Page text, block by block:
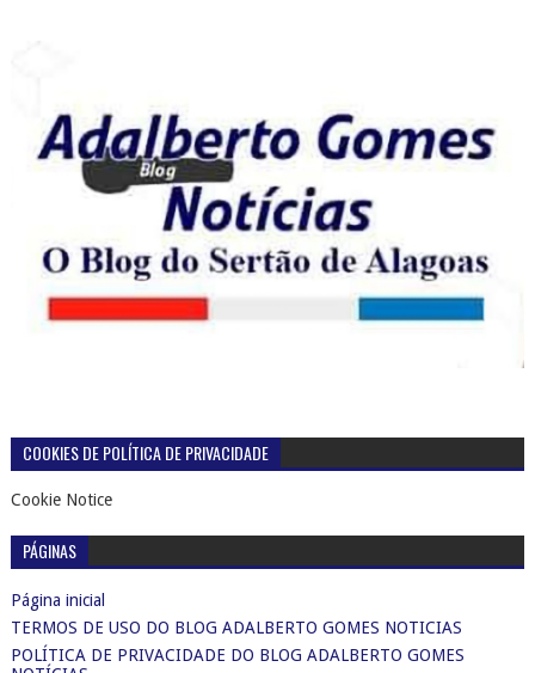
COOKIES DE POLÍTICA DE PRIVACIDADE
Cookie Notice
PÁGINAS
Página inicial
TERMOS DE USO DO BLOG ADALBERTO GOMES NOTICIAS
POLÍTICA DE PRIVACIDADE DO BLOG ADALBERTO GOMES